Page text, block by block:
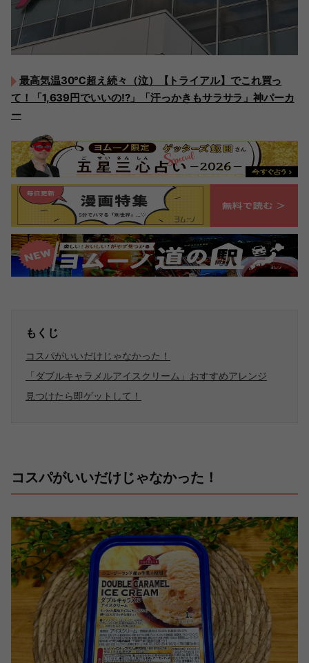
最高気温30℃超え続々（泣）【トライアル】でこれ買っ
て！「1,639円でいいの!?」「汗っかきもサラサラ」神パーカ
ー
もくじ
コスパがいいだけじゃなかった！
「ダブルキャラメルアイスクリーム」おすすめアレンジ
見つけたら即ゲットして！
コスパがいいだけじゃなかった！